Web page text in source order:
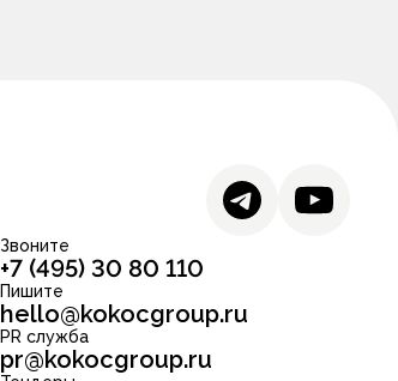
Звоните
+7 (495) 30 80 110
Пишите
hello@kokocgroup.ru
PR служба
pr@kokocgroup.ru